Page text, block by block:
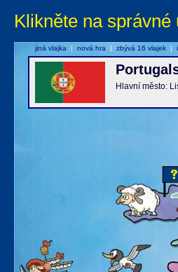
Klikněte na
Hlavní město:
jiná vlajka | nová hra | zbývá 16 vlajek |